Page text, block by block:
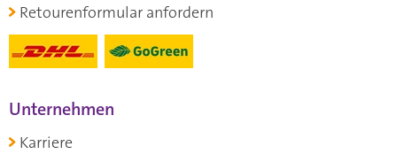
Retourenformular anfordern
Unternehmen
Karriere